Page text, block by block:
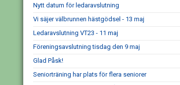
Nytt datum för ledaravslutning
Vi säjer välbrunnen hästgödsel - 13 maj
Ledaravslutning VT23 - 11 maj
Föreningsavslutning tisdag den 9 maj
Glad Påsk!
Seniorträning har plats för flera seniorer